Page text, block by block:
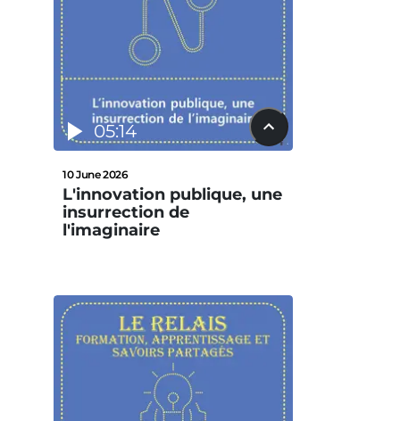
05:14
10 June 2026
L'innovation publique, une
insurrection de
l'imaginaire